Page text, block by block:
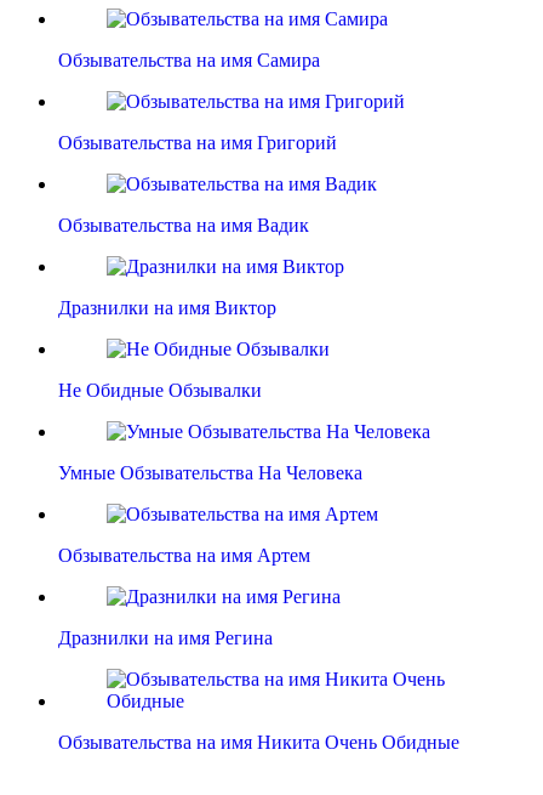
Обзывательства на имя Самира
Обзывательства на имя Григорий
Обзывательства на имя Вадик
Дразнилки на имя Виктор
Не Обидные Обзывалки
Умные Обзывательства На Человека
Обзывательства на имя Артем
Дразнилки на имя Регина
Обзывательства на имя Никита Очень Обидные